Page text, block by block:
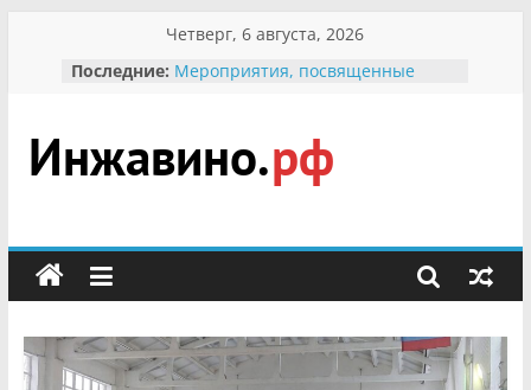
содержимому
Четверг, 6 августа, 2026
Последние: Мероприятия, посвященные
гражданин Инжавинского округа»
участнице Великой
Отечественной, фронтовичке
Безопасность в сети Интернет
мероприятии «Сохраним
первоцветы!»
В вольере Воронинского
заповедника родились крапчатые
Инжавино.рф
сельский
портал